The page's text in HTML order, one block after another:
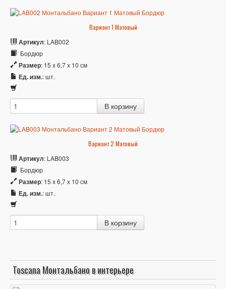
Вариант 1 Матовый
Артикул: LAB002
Бордюр
Размер: 15 x 6,7 x 10 см
Ед. изм.: шт.
Вариант 2 Матовый
Артикул: LAB003
Бордюр
Размер: 15 x 6,7 x 10 см
Ед. изм.: шт.
Toscana Монтальбано в интерьере